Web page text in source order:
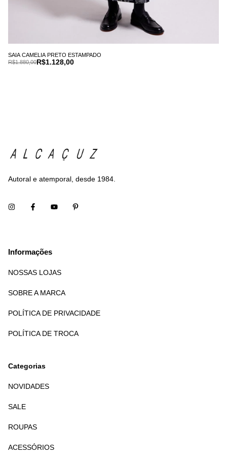
SAIA CAMELIA PRETO ESTAMPADO
R$1.128,00
R$1.880,00
Autoral e atemporal, desde 1984.
Informações
NOSSAS LOJAS
SOBRE A MARCA
POLÍTICA DE PRIVACIDADE
POLÍTICA DE TROCA
Categorias
NOVIDADES
SALE
ROUPAS
ACESSÓRIOS